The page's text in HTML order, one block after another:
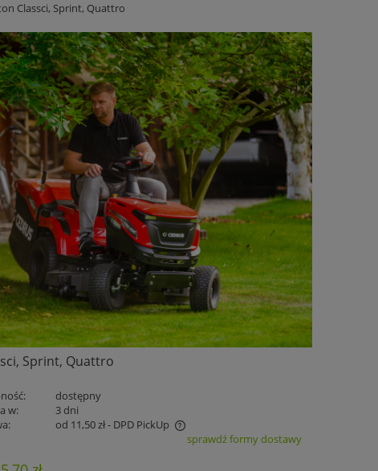
Classci, Sprint, Quattro
Sprint, Quattro
dostępny
w:
3 dni
od 11,50 zł- DPD PickUp
sprawdź formy dostawy